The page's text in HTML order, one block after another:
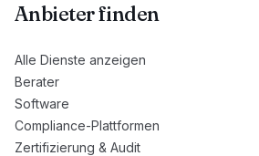
Anbieter finden
Alle Dienste anzeigen
Berater
Software
Compliance-Plattformen
Zertifizierung & Audit